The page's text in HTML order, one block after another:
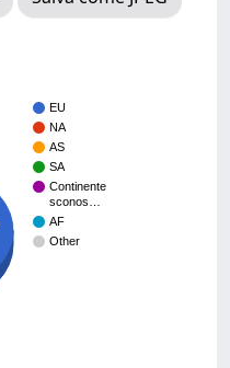
EU
NA
AS
SA
Continente
sconos…
AF
Other